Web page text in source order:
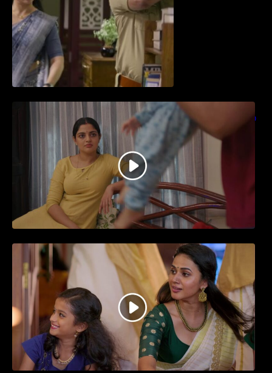
തിയേറ്ററിൽ വൻ വിജയമായി മുന്നേറിയ
ഗുരുവായൂർ അംബലനടയിൽ… വീഡിയോ
സോങ്ങ്..
ജനപ്രിയ നടൻ ദിലീപ് നയകമായി
എത്തുന്ന പവി കെയർ ടേക്കർ.. വീഡിയോ
സോംഗ്…